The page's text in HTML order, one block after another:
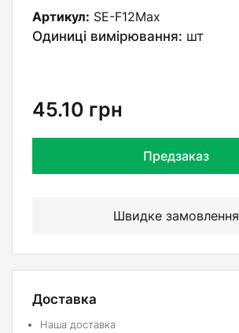
Артикул: SE-F12Max
Одиниці вимірювання: шт
45.10 грн
Предзаказ
Швидке замовлення
Доставка
Наша доставка